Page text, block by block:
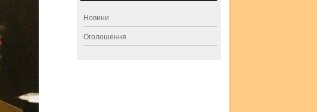
Новини
Оголошення